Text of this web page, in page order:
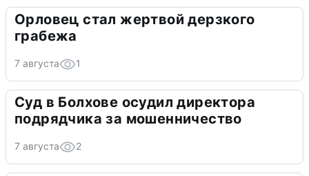
Орловец стал жертвой дерзкого
грабежа
7 августа 1
Суд в Болхове осудил директора
подрядчика за мошенничество
7 августа 2